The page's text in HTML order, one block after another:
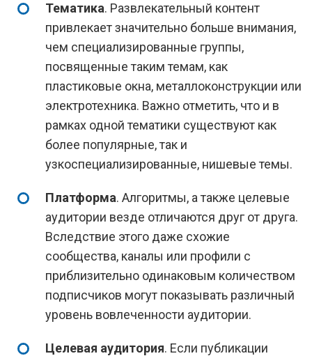
Тематика. Развлекательный контент
привлекает значительно больше внимания,
чем специализированные группы,
посвященные таким темам, как
пластиковые окна, металлоконструкции или
электротехника. Важно отметить, что и в
рамках одной тематики существуют как
более популярные, так и
узкоспециализированные, нишевые темы.
Платформа. Алгоритмы, а также целевые
аудитории везде отличаются друг от друга.
Вследствие этого даже схожие
сообщества, каналы или профили с
приблизительно одинаковым количеством
подписчиков могут показывать различный
уровень вовлеченности аудитории.
Целевая аудитория. Если публикации